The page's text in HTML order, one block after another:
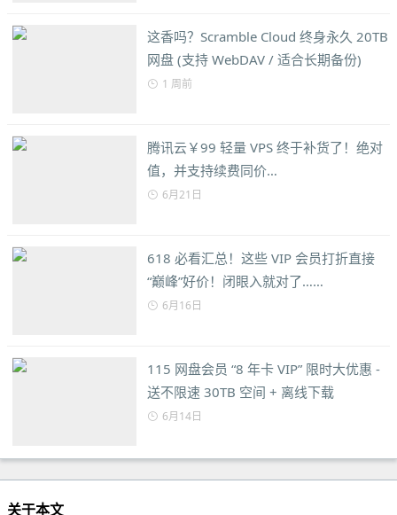
这香吗？Scramble Cloud 终身永久 20TB
网盘 (支持 WebDAV / 适合长期备份)
1 周前
腾讯云￥99 轻量 VPS 终于补货了！绝对
值，并支持续费同价…
6月21日
618 必看汇总！这些 VIP 会员打折直接
“巅峰”好价！闭眼入就对了……
6月16日
115 网盘会员 “8 年卡 VIP” 限时大优惠 -
送不限速 30TB 空间 + 离线下载
6月14日
关于本文